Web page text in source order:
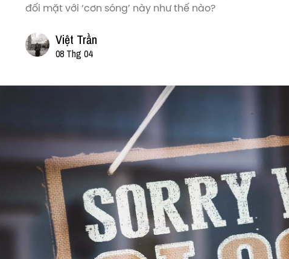
đối mặt với ‘cơn sóng’ này như thế nào?
Việt Trần
08 Thg 04